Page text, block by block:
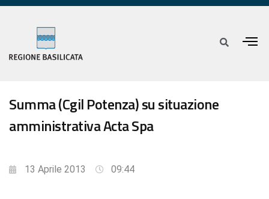
Summa (Cgil Potenza) su situazione
amministrativa Acta Spa
13 Aprile 2013 09:44